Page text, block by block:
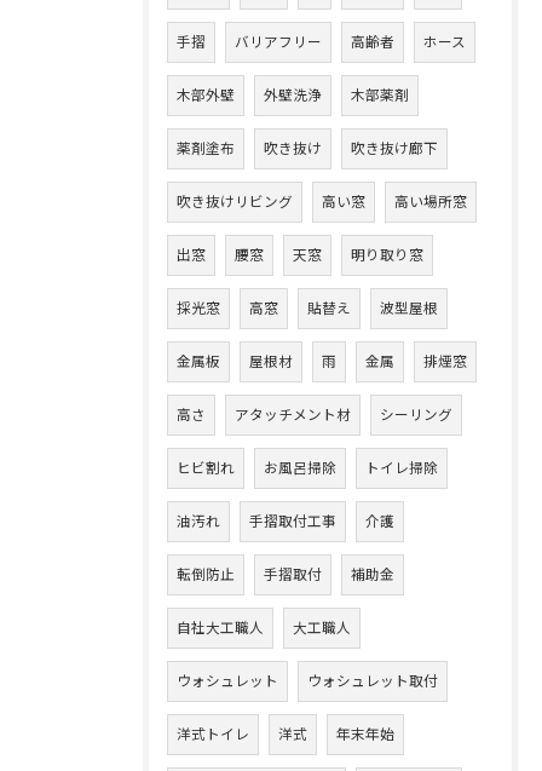
手摺 バリアフリー 高齢者 ホース
木部外壁 外壁洗浄 木部薬剤
薬剤塗布 吹き抜け 吹き抜け廊下
吹き抜けリビング 高い窓 高い場所窓
出窓 腰窓 天窓 明り取り窓
採光窓 高窓 貼替え 波型屋根
金属板 屋根材 雨 金属 排煙窓
高さ アタッチメント材 シーリング
ヒビ割れ お風呂掃除 トイレ掃除
油汚れ 手摺取付工事 介護
転倒防止 手摺取付 補助金
自社大工職人 大工職人
ウォシュレット ウォシュレット取付
洋式トイレ 洋式 年末年始